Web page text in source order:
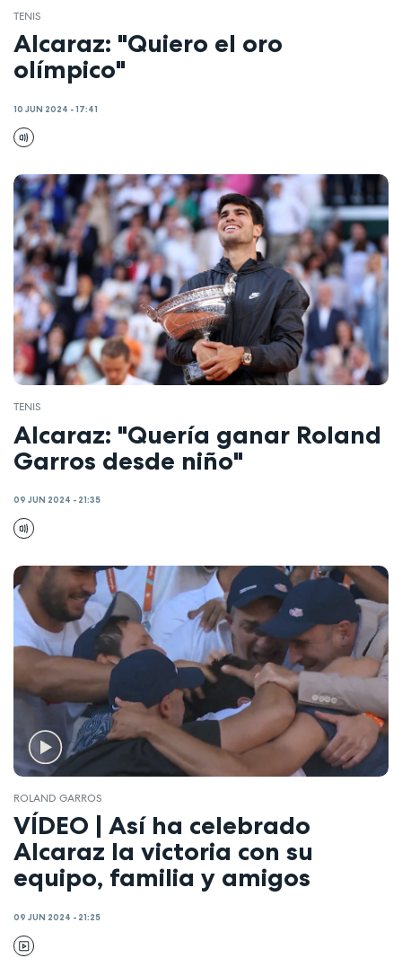
TENIS
Alcaraz: "Quiero el oro
olímpico"
10 JUN 2024 - 17:41
TENIS
Alcaraz: "Quería ganar Roland
Garros desde niño"
09 JUN 2024 - 21:35
ROLAND GARROS
VÍDEO | Así ha celebrado
Alcaraz la victoria con su
equipo, familia y amigos
09 JUN 2024 - 21:25